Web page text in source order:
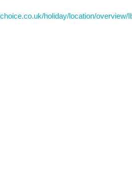
holiday/location/overview/